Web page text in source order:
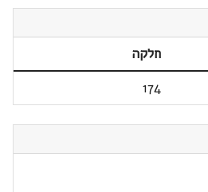
חלקה
174